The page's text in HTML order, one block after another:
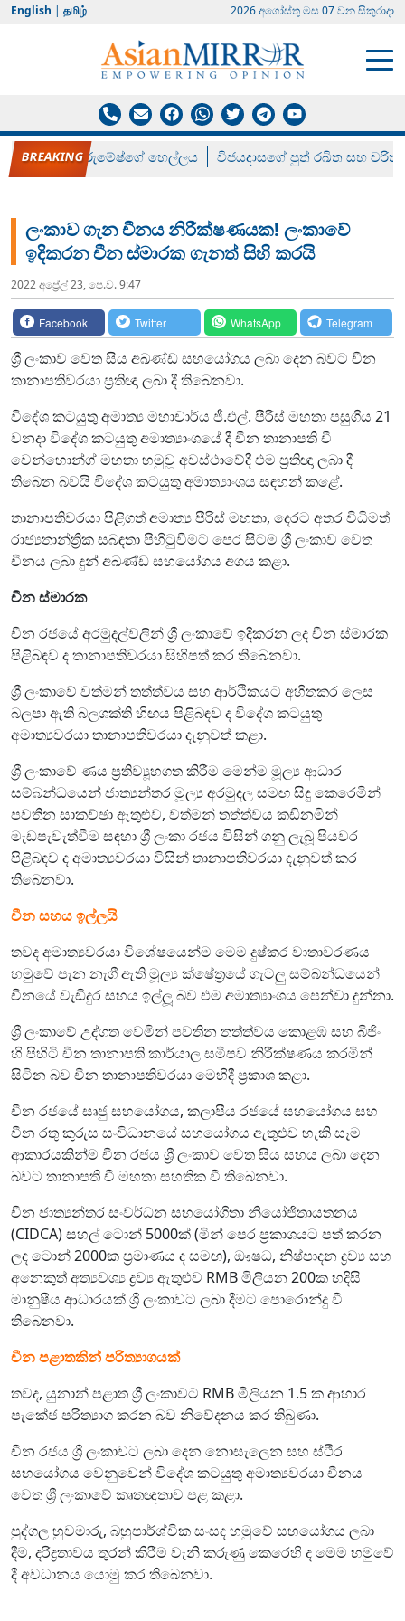
English | தமிழ் 2026 අගෝස්‍තු මස 07 වන සිකුරාදා
රන් ගෙනා රුමේෂ්ගේ හෙල්ලය විජයදාසගේ පුත් රඛිත සහ චරිත්
ලංකාව ගැන චීනය නිරීක්ෂණයක! ලංකාවේ
ඉදිකරන චීන ස්මාරක ගැනත් සිහි කරයි
2022 අප්‍රේල් 23, පෙ.ව. 9:47
Facebook Twitter WhatsApp Telegram
ශ්‍රී ලංකාව වෙත සිය අඛණ්ඩ සහයෝගය ලබා දෙන බවට චීන
තානාපතිවරයා ප්‍රතිඥා ලබා දී තිබෙනවා.
විදේශ කටයුතු අමාත්‍ය මහාචාර්ය ජී.එල්. පීරිස් මහතා පසුගිය 21
වනදා විදේශ කටයුතු අමාත්‍යාංශයේ දී චීන තානාපති චී
චෙන්හොන්ග් මහතා හමුවූ අවස්ථාවේදී එම ප්‍රතිඥා ලබා දී
තිබෙන බවයි විදේශ කටයුතු අමාත්‍යාංශය සඳහන් කළේ.
තානාපතිවරයා පිළිගත් අමාත්‍ය පීරිස් මහතා, දෙරට අතර විධිමත්
රාජ්‍යතාන්ත්‍රික සබඳතා පිහිටුවීමට පෙර සිටම ශ්‍රී ලංකාව වෙත
චීනය ලබා දුන් අඛණ්ඩ සහයෝගය අගය කළා.
චීන ස්මාරක
චීන රජයේ අරමුදල්වලින් ශ්‍රී ලංකාවේ ඉදිකරන ලද චීන ස්මාරක
පිළිබඳව ද තානාපතිවරයා සිහිපත් කර තිබෙනවා.
ශ්‍රී ලංකාවේ වත්මන් තත්ත්වය සහ ආර්ථිකයට අහිතකර ලෙස
බලපා ඇති බලශක්ති හිඟය පිළිබඳව ද විදේශ කටයුතු
අමාත්‍යවරයා තානාපතිවරයා දැනුවත් කළා.
ශ්‍රී ලංකාවේ ණය ප්‍රතිව්‍යූහගත කිරීම මෙන්ම මූල්‍ය ආධාර
සම්බන්ධයෙන් ජාත්‍යන්තර මූල්‍ය අරමුදල සමඟ සිදු කෙරෙමින්
පවතින සාකච්ඡා ඇතුළුව, වත්මන් තත්ත්වය කඩිනමින්
මැඩපැවැත්වීම සඳහා ශ්‍රී ලංකා රජය විසින් ගනු ලැබූ පියවර
පිළිබඳව ද අමාත්‍යවරයා විසින් තානාපතිවරයා දැනුවත් කර
තිබෙනවා.
චීන සහය ඉල්ලයි
තවද අමාත්‍යවරයා විශේෂයෙන්ම මෙම දුෂ්කර වාතාවරණය
හමුවේ පැන නැගී ඇති මූල්‍ය ක්ෂේත්‍රයේ ගැටලු සම්බන්ධයෙන්
චීනයේ වැඩිදුර සහය ඉල්ලූ බව එම අමාත්‍යාංශය පෙන්වා දුන්නා.
ශ්‍රී ලංකාවේ උද්ගත වෙමින් පවතින තත්ත්වය කොළඹ සහ බීජිං
හි පිහිටි චීන තානාපති කාර්යාල සමීපව නිරීක්ෂණය කරමින්
සිටින බව චීන තානාපතිවරයා මෙහිදී ප්‍රකාශ කළා.
චීන රජයේ සෘජු සහයෝගය, කලාපීය රජයේ සහයෝගය සහ
චීන රතු කුරුස සංවිධානයේ සහයෝගය ඇතුළුව හැකි සෑම
ආකාරයකින්ම චීන රජය ශ්‍රී ලංකාව වෙත සිය සහය ලබා දෙන
බවට තානාපති චී මහතා සහතික වී තිබෙනවා.
චීන ජාත්‍යන්තර සංවර්ධන සහයෝගිතා නියෝජිතායතනය
(CIDCA) සහල් ටොන් 5000ක් (මින් පෙර ප්‍රකාශයට පත් කරන
ලද ටොන් 2000ක ප්‍රමාණය ද සමඟ), ඖෂධ, නිෂ්පාදන ද්‍රව්‍ය සහ
අනෙකුත් අත්‍යවශ්‍ය ද්‍රව්‍ය ඇතුළුව RMB මිලියන 200ක හදිසි
මානුෂීය ආධාරයක් ශ්‍රී ලංකාවට ලබා දීමට පොරොන්දු වී
තිබෙනවා.
චීන පළාතකින් පරිත්‍යාගයක්
තවද, යුනාන් පළාත ශ්‍රී ලංකාවට RMB මිලියන 1.5 ක ආහාර
පැකේජ පරිත්‍යාග කරන බව නිවේදනය කර තිබුණා.
චීන රජය ශ්‍රී ලංකාවට ලබා දෙන නොසැලෙන සහ ස්ථිර
සහයෝගය වෙනුවෙන් විදේශ කටයුතු අමාත්‍යවරයා චීනය
වෙත ශ්‍රී ලංකාවේ කෘතඥතාව පළ කළා.
පුද්ගල හුවමාරු, බහුපාර්ශ්වික සංසද හමුවේ සහයෝගය ලබා
දීම, දරිද්‍රතාවය තුරන් කිරීම වැනි කරුණු කෙරෙහි ද මෙම හමුවේ
දී අවධානය යොමු කර තිබෙනවා.